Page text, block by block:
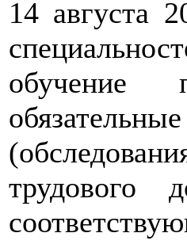
14 августа
обучение
трудового